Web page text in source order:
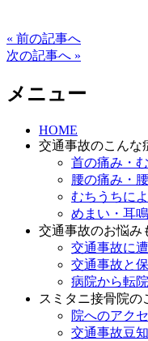
« 前の記事へ
次の記事へ »
メニュー
HOME
交通事故のこんな
首の痛み・
腰の痛み・
むちうちに
めまい・耳
交通事故のお悩み
交通事故に
交通事故と
病院から転
スミタニ接骨院の
院へのアク
交通事故豆